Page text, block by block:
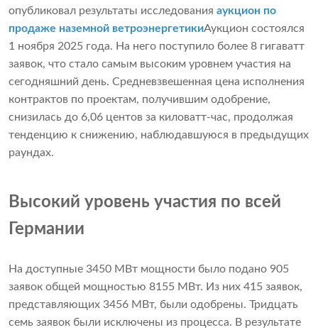
опубликовал результаты исследования аукцион по
продаже наземной ветроэнергетикиАукцион состоялся
1 ноября 2025 года. На него поступило более 8 гигаватт
заявок, что стало самым высоким уровнем участия на
сегодняшний день. Средневзвешенная цена исполнения
контрактов по проектам, получившим одобрение,
снизилась до 6,06 центов за киловатт-час, продолжая
тенденцию к снижению, наблюдавшуюся в предыдущих
раундах.
Высокий уровень участия по всей
Германии
На доступные 3450 МВт мощности было подано 905
заявок общей мощностью 8155 МВт. Из них 415 заявок,
представляющих 3456 МВт, были одобрены. Тридцать
семь заявок были исключены из процесса. В результате